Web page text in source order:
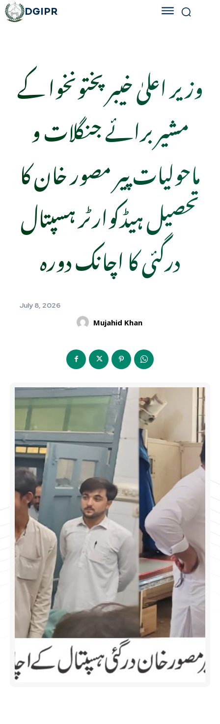
DGIPR
وزیر اعلیٰ خیبرپختونخوا کے
مشیر برائے جنگلات و
ماحولیات پیر مصور خان کا
تحصیل ہیڈکوارٹر ہسپتال
درگئی کا اچانک دورہ
July 8, 2026
Mujahid Khan